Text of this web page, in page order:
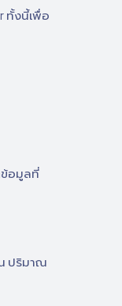
ทั้งนี้เพื่อ
ข้อมูลที่
ปริมาณ